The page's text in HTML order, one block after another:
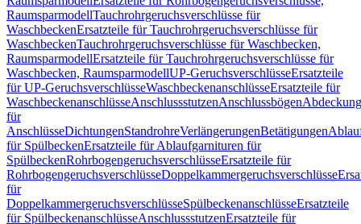
RaumsparmodellTauchrohrgeruchsverschlüsse für
WaschbeckenErsatzteile für Tauchrohrgeruchsverschlüsse für
WaschbeckenTauchrohrgeruchsverschlüsse für Waschbecken,
RaumsparmodellErsatzteile für Tauchrohrgeruchsverschlüsse für
Waschbecken, RaumsparmodellUP-GeruchsverschlüsseErsatzteile
für UP-GeruchsverschlüsseWaschbeckenanschlüsseErsatzteile für
WaschbeckenanschlüsseAnschlussstutzenAnschlussbögen
für
AnschlüsseDichtungenStandrohreVerlängerungenBetätigungen
für SpülbeckenErsatzteile für Ablaufgarnituren für
SpülbeckenRohrbogengeruchsverschlüsseErsatzteile für
RohrbogengeruchsverschlüsseDoppelkammergeruchsverschlüsse
für
DoppelkammergeruchsverschlüsseSpülbeckenanschlüsseErsatzteile
für SpülbeckenanschlüsseAnschlussstutzenErsatzteile für